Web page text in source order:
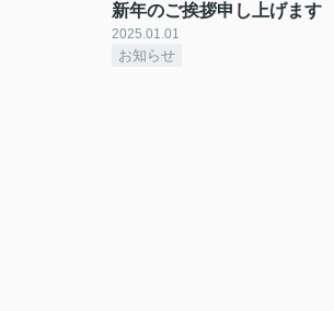
新年のご挨拶申し上げます
2025.01.01
お知らせ